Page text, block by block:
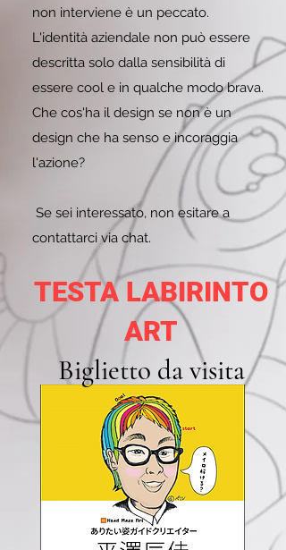
non interviene è un peccato.
L'identità aziendale non può essere
descritta solo dalla sensibilità di
essere cool e in qualche modo brava.
Che cos'ha il design se non è un
design che ha senso e incoraggia
l'azione?
Se sei interessato, non esitare a
contattarci via chat.
TESTA LABIRINTO
ART
Biglietto da visita